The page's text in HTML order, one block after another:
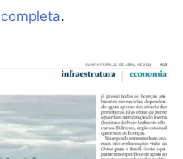
.